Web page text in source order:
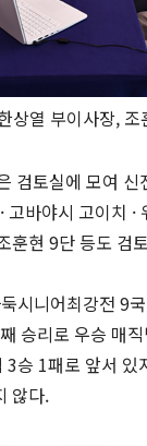
상열 부이사장,
검토실에 모여
바야시 고이치
훈현 9단 등도 검
시니어최강전 9
승리로 우승 매
승 1패로 앞서
않다.